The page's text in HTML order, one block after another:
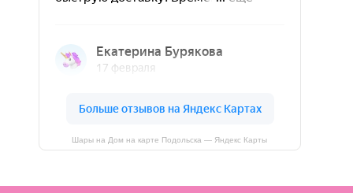
Шары на Дом на карте Подольска — Яндекс Карты